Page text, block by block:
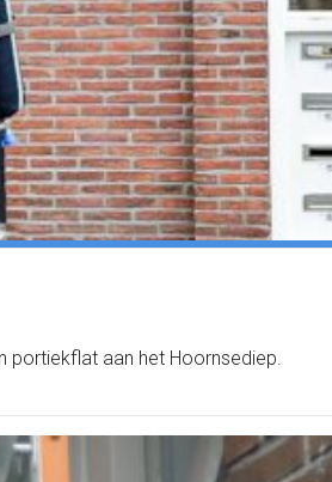
portiekflat aan het Hoornsediep.